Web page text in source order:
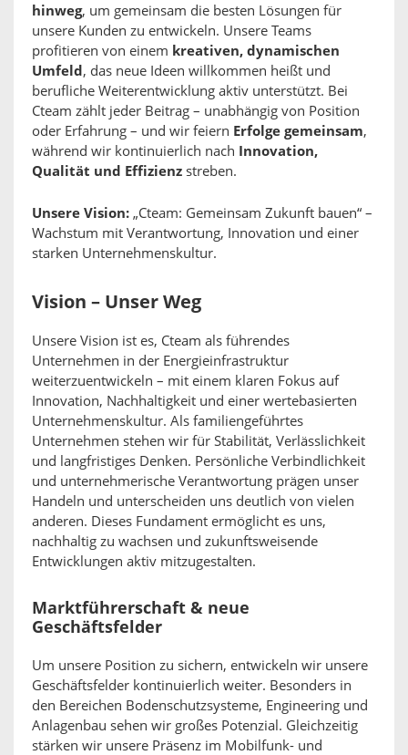
hinweg, um gemeinsam die besten Lösungen für
unsere Kunden zu entwickeln. Unsere Teams
profitieren von einem kreativen, dynamischen
Umfeld , das neue Ideen willkommen heißt und
berufliche Weiterentwicklung aktiv unterstützt. Bei
Cteam zählt jeder Beitrag – unabhängig von Position
oder Erfahrung – und wir feiern Erfolge gemeinsam,
während wir kontinuierlich nach Innovation,
Qualität und Effizienz streben.
Unsere Vision: „Cteam: Gemeinsam Zukunft bauen“ –
Wachstum mit Verantwortung, Innovation und einer
starken Unternehmenskultur.
Vision – Unser Weg
Unsere Vision ist es, Cteam als führendes
Unternehmen in der Energieinfrastruktur
weiterzuentwickeln – mit einem klaren Fokus auf
Innovation, Nachhaltigkeit und einer wertebasierten
Unternehmenskultur. Als familiengeführtes
Unternehmen stehen wir für Stabilität, Verlässlichkeit
und langfristiges Denken. Persönliche Verbindlichkeit
und unternehmerische Verantwortung prägen unser
Handeln und unterscheiden uns deutlich von vielen
anderen. Dieses Fundament ermöglicht es uns,
nachhaltig zu wachsen und zukunftsweisende
Entwicklungen aktiv mitzugestalten.
Marktführerschaft & neue
Geschäftsfelder
Um unsere Position zu sichern, entwickeln wir unsere
Geschäftsfelder kontinuierlich weiter. Besonders in
den Bereichen Bodenschutzsysteme, Engineering und
Anlagenbau sehen wir großes Potenzial. Gleichzeitig
stärken wir unsere Präsenz im Mobilfunk- und